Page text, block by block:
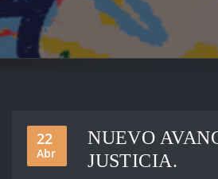
22
Abr
NUEVO
JUSTICIA.